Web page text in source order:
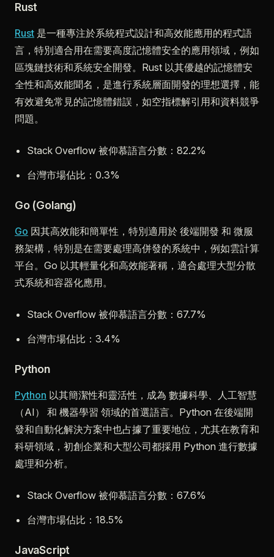
Rust
Rust 是一種專注於系統程式設計和高效能應用的程式語
言，特別適合用在需要高度記憶體安全的應用領域，例如
區塊鏈技術和系統安全開發。Rust 以其優越的記憶體安
全性和高效能聞名，是進行系統層面開發的理想選擇，能
有效避免常見的記憶體錯誤，如空指標解引用和資料競爭
問題。
Stack Overflow 被仰慕語言分數：82.2%
台灣市場佔比：0.3%
Go (Golang)
Go 因其高效能和簡單性，特別適用於 後端開發 和 微服
務架構，特別是在需要處理高併發的系統中，例如雲計算
平台。Go 以其輕量化和高效能著稱，適合處理大型分散
式系統和容器化應用。
Stack Overflow 被仰慕語言分數：67.7%
台灣市場佔比：3.4%
Python
Python 以其簡潔性和靈活性，成為 數據科學、人工智慧
（AI） 和 機器學習 領域的首選語言。Python 在後端開
發和自動化解決方案中也占據了重要地位，尤其在教育和
科研領域，初創企業和大型公司都採用 Python 進行數據
處理和分析。
Stack Overflow 被仰慕語言分數：67.6%
台灣市場佔比：18.5%
JavaScript